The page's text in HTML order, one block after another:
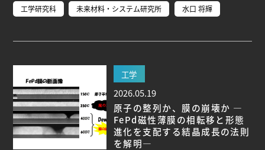
Researchers' VOICE
Links
名古屋大学
名古屋大学基金
研究者総覧
工学研究科 未来材料・システム研究所 水口 将輝
工学
2026.05.19
原子の整列か、膜の崩壊か ―
FePd磁性薄膜の相転移と形態
進化を支配する結晶成長の法則
を解明―